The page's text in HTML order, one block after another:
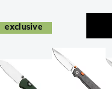
exclusive